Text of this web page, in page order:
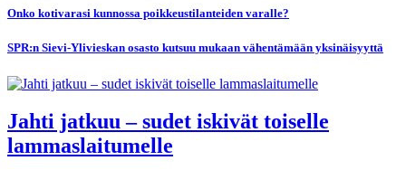
Onko kotivarasi kunnossa poikkeustilanteiden varalle?
SPR:n Sievi-Ylivieskan osasto kutsuu mukaan vähentämään yksinäisyyttä
Jahti jatkuu – sudet iskivät toiselle
lammaslaitumelle